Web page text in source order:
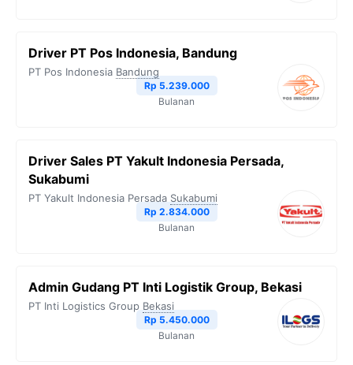
Driver PT Pos Indonesia, Bandung
PT Pos Indonesia Bandung
Rp 5.239.000
Bulanan
Driver Sales PT Yakult Indonesia Persada,
Sukabumi
PT Yakult Indonesia Persada Sukabumi
Rp 2.834.000
Bulanan
Admin Gudang PT Inti Logistik Group, Bekasi
PT Inti Logistics Group Bekasi
Rp 5.450.000
Bulanan